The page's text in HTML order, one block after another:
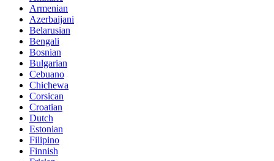
Armenian
Azerbaijani
Belarusian
Bengali
Bosnian
Bulgarian
Cebuano
Chichewa
Corsican
Croatian
Dutch
Estonian
Filipino
Finnish